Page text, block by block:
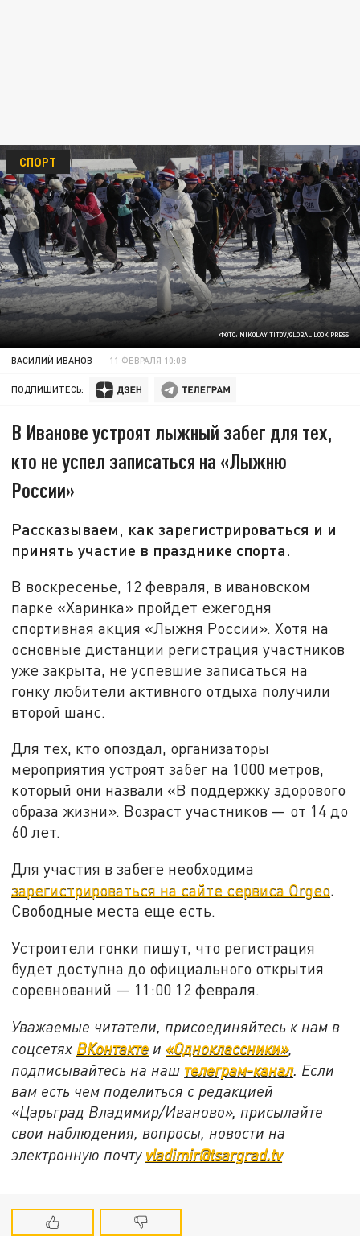
ФОТО: NIKOLAY TITOV/GLOBAL LOOK PRESS
СПОРТ
ВАСИЛИЙ ИВАНОВ 11 ФЕВРАЛЯ 10:08
ПОДПИШИТЕСЬ:
В Иванове устроят лыжный забег для тех,
кто не успел записаться на «Лыжню
России»
Рассказываем, как зарегистрироваться и и
принять участие в празднике спорта.
В воскресенье, 12 февраля, в ивановском
парке «Харинка» пройдет ежегодня
спортивная акция «Лыжня России». Хотя на
основные дистанции регистрация участников
уже закрыта, не успевшие записаться на
гонку любители активного отдыха получили
второй шанс.
Для тех, кто опоздал, организаторы
мероприятия устроят забег на 1000 метров,
который они назвали «В поддержку здорового
образа жизни». Возраст участников — от 14 до
60 лет.
Для участия в забеге необходима
зарегистрироваться на сайте сервиса Orgeo.
Свободные места еще есть.
Устроители гонки пишут, что регистрация
будет доступна до официального открытия
соревнований — 11:00 12 февраля.
Уважаемые читатели, присоединяйтесь к нам в
соцсетях ВКонтакте и«Одноклассники»,
подписывайтесь на наш телеграм-канал. Если
вам есть чем поделиться с редакцией
«Царьград Владимир/Иваново», присылайте
свои наблюдения, вопросы, новости на
электронную почту vladimir@tsargrad.tv